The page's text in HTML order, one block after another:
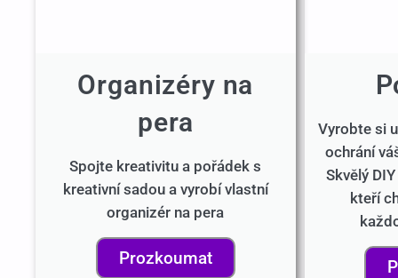
Organizéry na
pera
Spojte kreativitu a pořádek s
kreativní sadou a vyrobí vlastní
organizér na pera
Prozkoumat
Vyrobte si
ochrání
Skvělý
kteří